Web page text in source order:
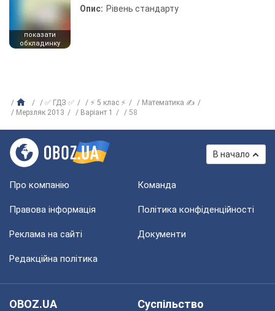
показати
обкладинку
Опис: Рівень стандарту
✅ ГДЗ ✅ ⚡ 5 клас ⚡
Математика ✍
Мерзляк 2013
Варіант 1 58
В начало
Про компанію Команда
Правова інформація Політика конфіденційності
Реклама на сайті Документи
Редакційна політика
OBOZ.UA
Суспільство